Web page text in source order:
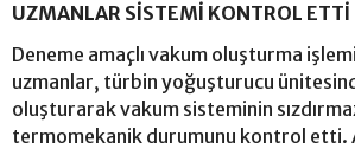
UZMANLAR SİSTEMİ KONTROL ETTİ
Deneme amaçlı vakum oluşturma işlemi
uzmanlar, türbin yoğuşturucu
oluşturarak vakum sisteminin
termomekanik durumunu kontrol etti.